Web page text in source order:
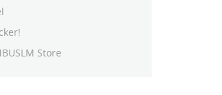
Store